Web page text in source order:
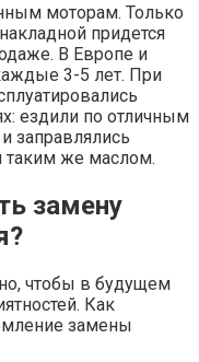
моторам. Только
придется
В Европе и
3-5 лет. При
ездили по отличным
заправлялись
таким же маслом.
замену
чтобы в будущем
Как
замены